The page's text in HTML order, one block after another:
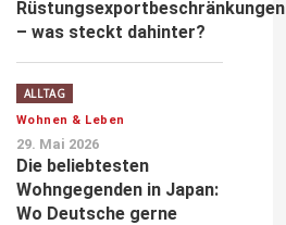
Rüstungsexportbeschränkungen
– was steckt dahinter?
ALLTAG
Wohnen & Leben
29. Mai 2026
Die beliebtesten
Wohngegenden in Japan:
Wo Deutsche gerne